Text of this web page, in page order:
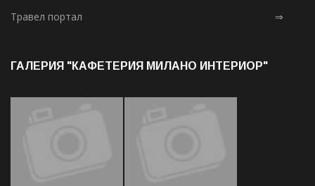
Травел портал ⇒
ГАЛЕРИЯ "КАФЕТЕРИЯ МИЛАНО ИНТЕРИОР"